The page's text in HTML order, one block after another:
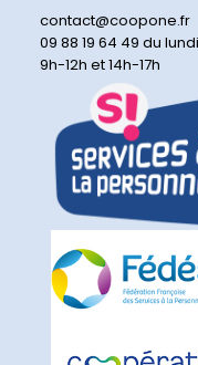
contact@coopone.fr
09 88 19 64 49 du
9h-12h et 14h-17h